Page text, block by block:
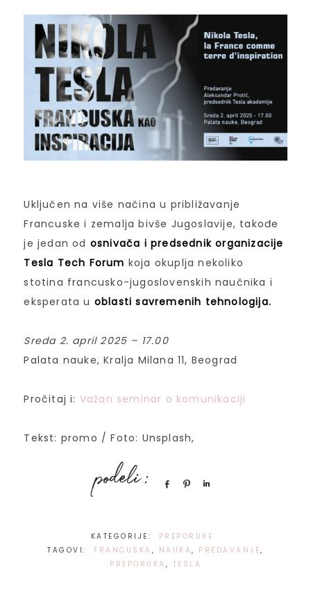
Uključen na više načina u približavanje
Francuske i zemalja bivše Jugoslavije, takođe
je jedan od osnivača i predsednik organizacije
Tesla Tech Forum koja okuplja nekoliko
stotina francusko-jugoslovenskih naučnika i
eksperata u oblasti savremenih tehnologija.
Sreda 2. april 2025 – 17.00
Palata nauke, Kralja Milana 11, Beograd
Pročitaj i: Važan seminar o komunikaciji
Tekst: promo / Foto: Unsplash,
Share Pin
KATEGORIJE:
PREPORUKE
TAGOVI:
FRANCUSKA , NAUKA, PREDAVANJE,
PREPORUKA , TESLA